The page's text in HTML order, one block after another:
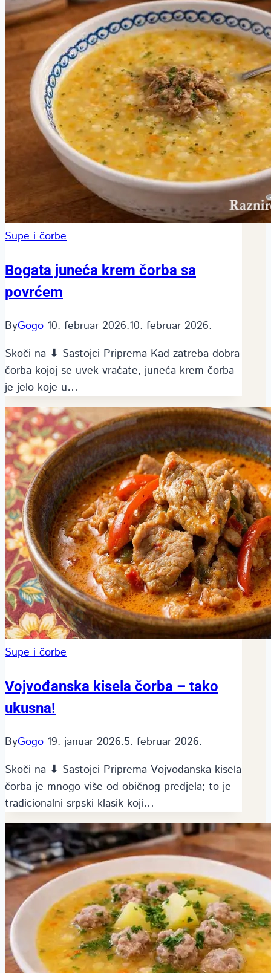
Supe i čorbe
Bogata juneća krem čorba sa
povrćem
ByGogo 10. februar 2026.10. februar 2026.
Skoči na ⬇ Sastojci Priprema Kad zatreba dobra
čorba kojoj se uvek vraćate, juneća krem čorba
je jelo koje u…
Supe i čorbe
Vojvođanska kisela čorba – tako
ukusna!
ByGogo 19. januar 2026.5. februar 2026.
Skoči na ⬇ Sastojci Priprema Vojvođanska kisela
čorba je mnogo više od običnog predjela; to je
tradicionalni srpski klasik koji…